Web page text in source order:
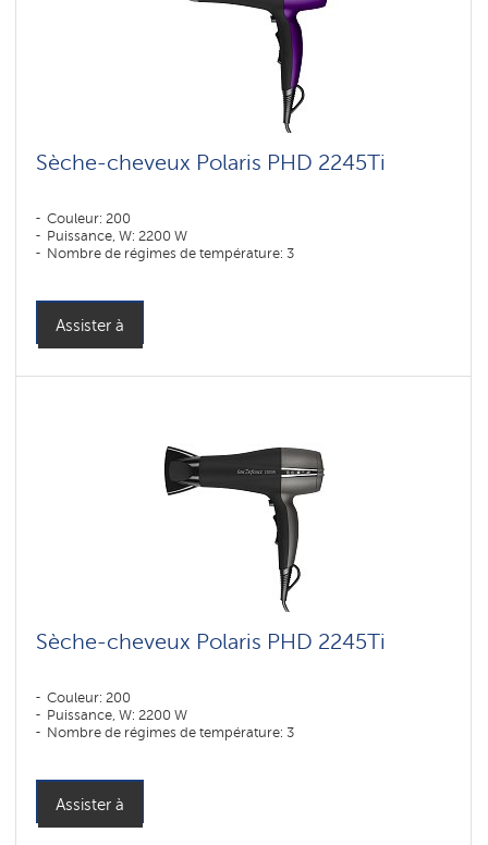
Sèche-cheveux Polaris PHD 2245Ti
Couleur: 200
Puissance, W: 2200 W
Nombre de régimes de température: 3
Assister à
Sèche-cheveux Polaris PHD 2245Ti
Couleur: 200
Puissance, W: 2200 W
Nombre de régimes de température: 3
Assister à